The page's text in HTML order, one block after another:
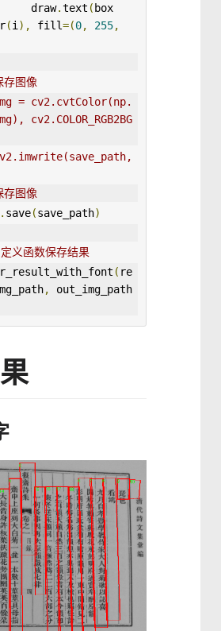
            draw
.text ( box
(i ), fill=(0, 255,
图像
= cv2.cvtColor(np.
cv2.COLOR_RGB2BG
图像
. save(save_path)
义函数保存结果
( re
,